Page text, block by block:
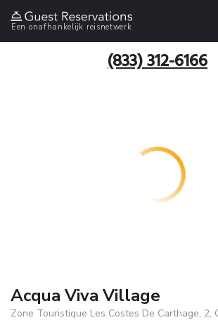
Een onafhankelijk reisnetwerk
(833) 312-6166
Acqua Viva Village
Zone Touristique Les Costes De Carthage, 2,